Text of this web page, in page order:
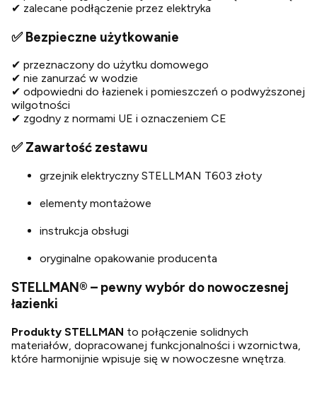
✔ zalecane podłączenie przez elektryka
✅ Bezpieczne użytkowanie
✔ przeznaczony do użytku domowego
✔ nie zanurzać w wodzie
✔ odpowiedni do łazienek i pomieszczeń o podwyższonej
wilgotności
✔ zgodny z normami UE i oznaczeniem CE
✅ Zawartość zestawu
grzejnik elektryczny STELLMAN T603 złoty
elementy montażowe
instrukcja obsługi
oryginalne opakowanie producenta
STELLMAN® – pewny wybór do nowoczesnej
łazienki
Produkty STELLMAN to połączenie solidnych
materiałów, dopracowanej funkcjonalności i wzornictwa,
które harmonijnie wpisuje się w nowoczesne wnętrza.